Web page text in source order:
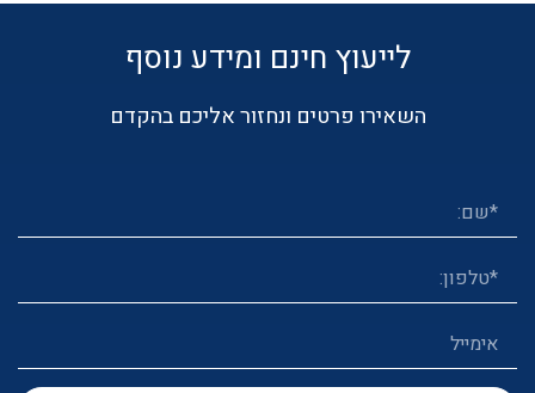
לייעוץ חינם ומידע נוסף
השאירו פרטים ונחזור אליכם בהקדם